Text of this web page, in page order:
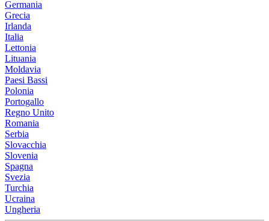
Germania
Grecia
Irlanda
Italia
Lettonia
Lituania
Moldavia
Paesi Bassi
Polonia
Portogallo
Regno Unito
Romania
Serbia
Slovacchia
Slovenia
Spagna
Svezia
Turchia
Ucraina
Ungheria